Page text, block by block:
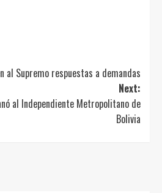
al Supremo respuestas a demandas
Next:
al Independiente Metropolitano de
Bolivia